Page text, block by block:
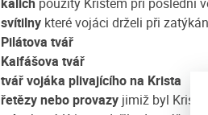
svítilny které vojáci drželi při
Pilátova tvář
Kaifášova tvář
tvář vojáka plivajícího na Krista
řetězy nebo provazy jimiž byl